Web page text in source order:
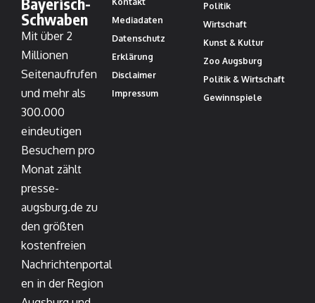
Schwaben
Mit über 2
Millionen
Seitenaufrufen
und mehr als
300.000
eindeutigen
Besuchern pro
Monat zählt
presse-
augsburg.de zu
den größten
kostenfreien
Nachrichtenportal
en in der Region
Mediadaten
Datenschutz
Erklärung
Disclaimer
Impressum
Politik
Wirtschaft
Kunst & Kultur
Zoo Augsburg
Politik & Wirtschaft
Gewinnspiele